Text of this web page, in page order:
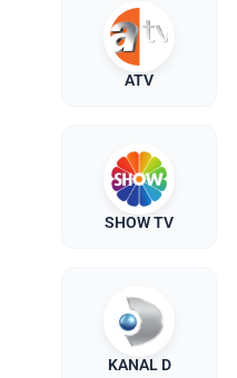
ATV
SHOW TV
KANAL D